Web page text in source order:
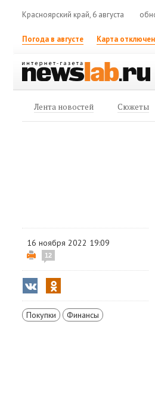
Красноярский край, 6 августа
Погода в августе Карта
Лента новостей Сюжеты
16 ноября 2022 19:09
12
Покупки Финансы